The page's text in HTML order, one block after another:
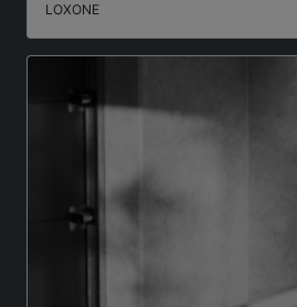
LOXONE